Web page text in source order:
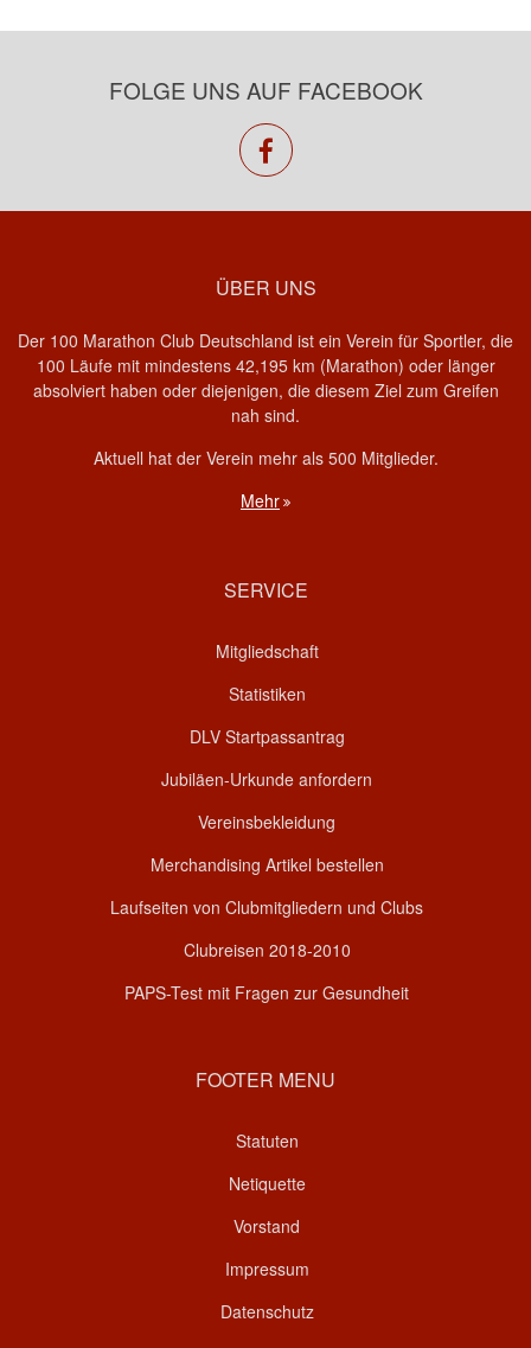
FOLGE UNS AUF FACEBOOK
facebook
ÜBER UNS
Der 100 Marathon Club Deutschland ist ein Verein für Sportler, die
100 Läufe mit mindestens 42,195 km (Marathon) oder länger
absolviert haben oder diejenigen, die diesem Ziel zum Greifen
nah sind.
Aktuell hat der Verein mehr als 500 Mitglieder.
Mehr
SERVICE
Mitgliedschaft
Statistiken
DLV Startpassantrag
Jubiläen-Urkunde anfordern
Vereinsbekleidung
Merchandising Artikel bestellen
Laufseiten von Clubmitgliedern und Clubs
Clubreisen 2018-2010
PAPS-Test mit Fragen zur Gesundheit
FOOTER MENU
Statuten
Netiquette
Vorstand
Impressum
Datenschutz